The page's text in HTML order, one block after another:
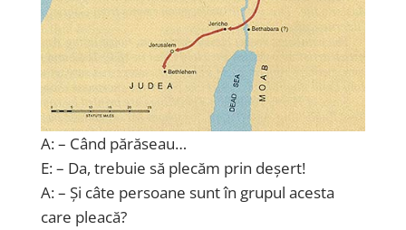
A: – Când părăseau…
E: – Da, trebuie să plecăm prin deșert!
A: – Și câte persoane sunt în grupul acesta
care pleacă?